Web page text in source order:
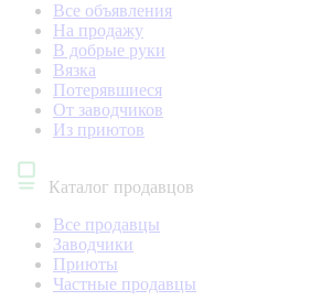
Все объявления
На продажу
В добрые руки
Вязка
Потерявшиеся
От заводчиков
Из приютов
Каталог продавцов
Все продавцы
Заводчики
Приюты
Частные продавцы